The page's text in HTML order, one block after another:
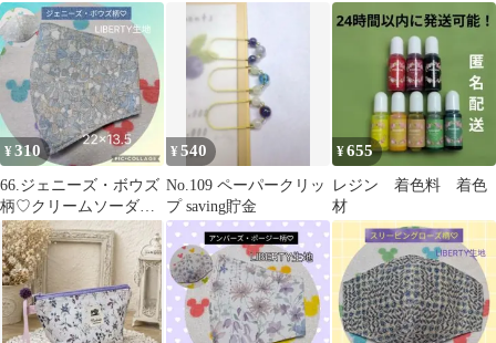
¥310
66.ジェニーズ・ボウズ
柄♡クリームソーダ
LIBERTY生地
¥540
No.109 ペーパークリッ
プ saving貯金
¥655
レジン 着色料 着色
材